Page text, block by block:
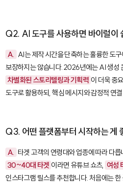
Q2. AI 도구를 사용하면 바이럴이
A. AI는 제작 시간을 단축하는 훌륭한 도
보장하지는 않습니다. 2026년에는 AI 생성
차별화된 스토리텔링과 기획력 이 더욱 중
도구로 활용하되, 핵심 메시지와 감정적 연
Q3. 어떤 플랫폼부터 시작하는 게
A. 타겟 고객의 연령대와 업종에 따라 다릅
30~40대 타겟 이라면 유튜브 쇼츠, 여성
인스타그램 릴스를 추천합니다. 처음에는